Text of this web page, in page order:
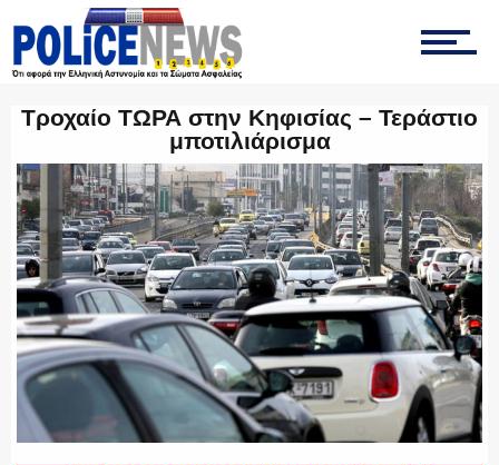
ΤΡΟΧΑΙΑ
ΟΠΚΕ
ΟΜΑΔΑ “Ζ”
ΕΚΑΜ
Τροχαίο ΤΩΡΑ στην Κηφισίας – Τεράστιο
μποτιλιάρισμα